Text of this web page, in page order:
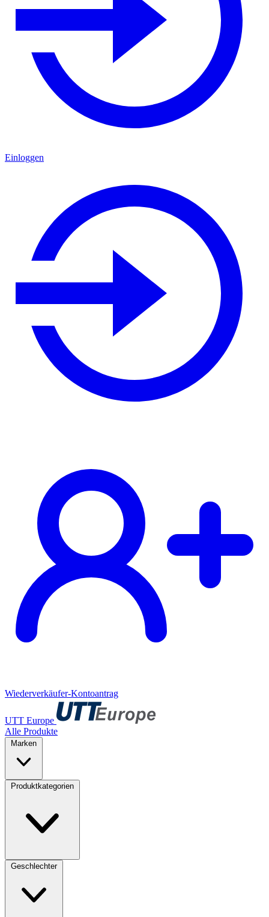
Einloggen
Wiederverkäufer-Kontoantrag
UTT Europe
Alle Produkte
Marken
Produktkategorien
Geschlechter